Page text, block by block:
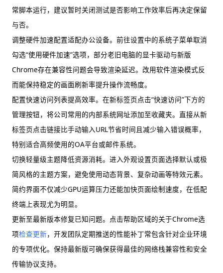
常脚本运行，建议暂时关闭测试是否影响工作效率后再决定保留
与否。
调整硬件加速配置适配办公设备。前往设置中的系统子菜单取消
勾选“使用硬件加速”选项，部分老旧电脑的显卡驱动与新版
Chrome存在兼容性问题会导致渲染延迟。改用软件渲染模式反
而能保持稳定的画面刷新率提升操作流畅度。
配置快速访问列表提高效率。在新标签页点击“快速访问”下方的
管理按钮，将公司常用的内部系统网址添加至收藏夹。直接从新
标签页点击链接比手动输入URL节省时间且减少输入错误概率，
特别适合高频使用的OA平台或邮件系统。
切换轻量级主题降低资源消耗。进入外观设置页面选择默认或极
简风格的主题方案，避免使用动态背景、复杂动画等特效元素。
简约界面不仅减少GPU运算压力还能加快页面绘制速度，在低配
终端上表现尤为明显。
更新至最新版本修复已知问题。点击帮助区域的关于Chrome选
项检查更新，开发团队定期推送的性能补丁常包含针对企业环境
的专项优化。保持最新版可确保获得最佳的网络栈兼容性和安全
传输协议支持。